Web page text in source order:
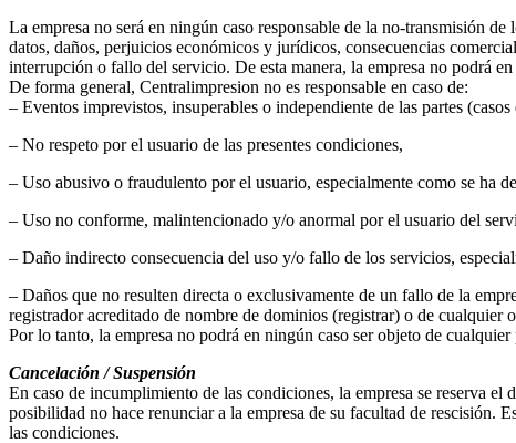
La empresa no será en ningún caso responsable de la no-transmisión
datos, daños, perjuicios económicos y jurídicos, consecuencias
interrupción o fallo del servicio. De esta manera, la empresa no podrá
De forma general, Centralimpresion no es responsable en caso de:
– Eventos imprevistos, insuperables o independiente de las partes
– No respeto por el usuario de las presentes condiciones,
– Uso abusivo o fraudulento por el usuario, especialmente como se ha
– Uso no conforme, malintencionado y/o anormal por el usuario del
– Daño indirecto consecuencia del uso y/o fallo de los servicios,
– Daños que no resulten directa o exclusivamente de un fallo de la
registrador acreditado de nombre de dominios (registrar) o de
Por lo tanto, la empresa no podrá en ningún caso ser objeto de
Cancelación / Suspensión
En caso de incumplimiento de las condiciones, la empresa se reserva
posibilidad no hace renunciar a la empresa de su facultad de rescisión.
las condiciones.